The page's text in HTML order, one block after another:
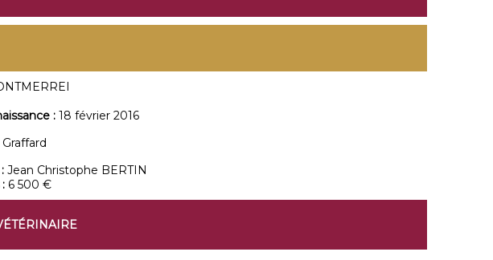
: 18 février 2016
Graffard
Jean Christophe BERTIN
6 500 €